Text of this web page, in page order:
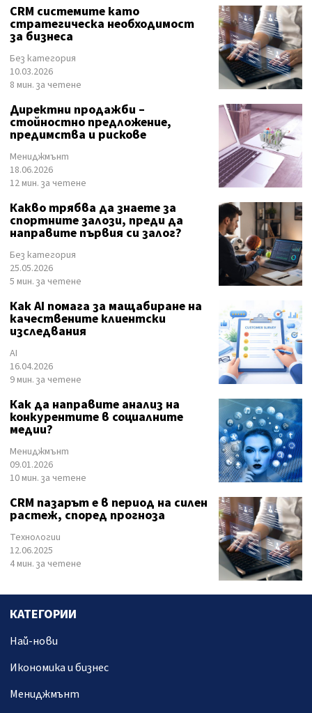
CRM системите като
стратегическа необходимост
за бизнеса
Без категория
10.03.2026
8 мин. за четене
Директни продажби –
стойностно предложение,
предимства и рискове
Мениджмънт
18.06.2026
12 мин. за четене
Какво трябва да знаете за
спортните залози, преди да
направите първия си залог?
Без категория
25.05.2026
5 мин. за четене
Как AI помага за мащабиране на
качествените клиентски
изследвания
AI
16.04.2026
9 мин. за четене
Как да направите анализ на
конкурентите в социалните
медии?
Мениджмънт
09.01.2026
10 мин. за четене
CRM пазарът е в период на силен
растеж, според прогноза
Технологии
12.06.2025
4 мин. за четене
КАТЕГОРИИ
Най-нови
Икономика и бизнес
Мениджмънт